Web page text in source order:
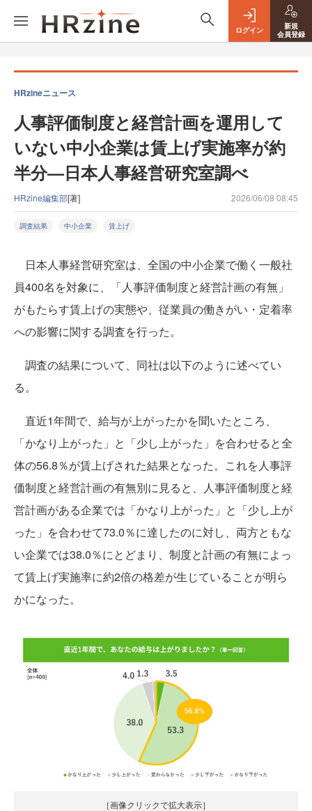
ログイン
新規
会員登録
HRzineニュース
人事評価制度と経営計画を運用して
いない中小企業は賃上げ実施率が約
半分—日本人事経営研究室調べ
HRzine編集部[著] 2026/06/08 08:45
調査結果 中小企業 賃上げ
日本人事経営研究室は、全国の中小企業で働く一般社
員400名を対象に、「人事評価制度と経営計画の有無」
がもたらす賃上げの実態や、従業員の働きがい・定着率
への影響に関する調査を行った。
調査の結果について、同社は以下のように述べてい
る。
直近1年間で、給与が上がったかを聞いたところ、
「かなり上がった」と「少し上がった」を合わせると全
体の56.8％が賃上げされた結果となった。これを人事評
価制度と経営計画の有無別に見ると、人事評価制度と経
営計画がある企業では「かなり上がった」と「少し上が
った」を合わせて73.0％に達したのに対し、両方ともな
い企業では38.0％にとどまり、制度と計画の有無によっ
て賃上げ実施率に約2倍の格差が生じていることが明ら
かになった。
［画像クリックで拡大表示］